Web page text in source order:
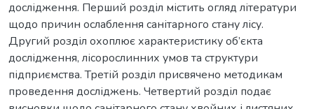
дослідження. Перший розділ містить огляд літератури
щодо причин ослаблення санітарного стану лісу.
Другий розділ охоплює характеристику об’єкта
дослідження, лісорослинних умов та структури
підприємства. Третій розділ присвячено методикам
проведення досліджень. Четвертий розділ подає